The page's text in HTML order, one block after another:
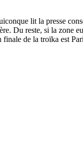
lit la presse
Du reste, si la zone
finale de la troïka est